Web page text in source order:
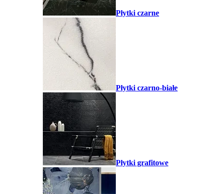
Płytki czarne
Płytki czarno-białe
Płytki grafitowe